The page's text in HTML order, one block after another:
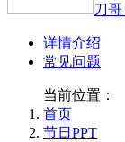
刀哥
详情介绍
常见问题
当前位置：
首页
节日PPT